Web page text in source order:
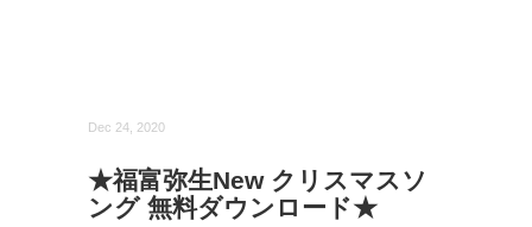
Dec 24, 2020
★福富弥生New クリスマスソ
ング 無料ダウンロード★